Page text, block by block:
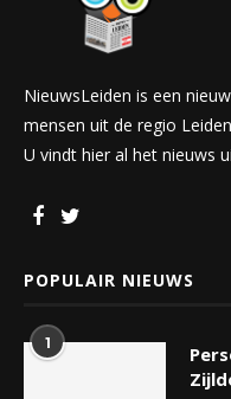
NieuwsLeiden is een
mensen uit de regio
U vindt hier al het nieuws
POPULAIR NIEUWS
1